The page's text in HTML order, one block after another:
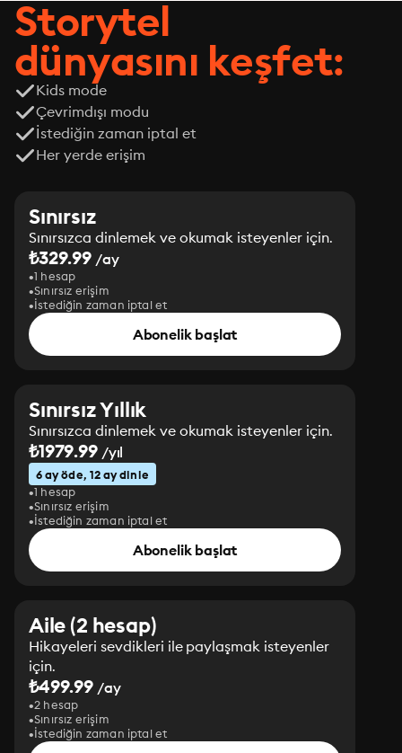
Storytel
dünyasını keşfet:
Kids mode
Çevrimdışı modu
İstediğin zaman iptal et
Her yerde erişim
Sınırsız
Sınırsızca dinlemek ve okumak isteyenler için.
₺329.99 /ay
1 hesap
Sınırsız erişim
İstediğin zaman iptal et
Abonelik başlat
Sınırsız Yıllık
Sınırsızca dinlemek ve okumak isteyenler için.
₺1979.99/yıl
6 ay öde, 12 ay dinle
1 hesap
Sınırsız erişim
İstediğin zaman iptal et
Abonelik başlat
Aile (2 hesap)
Hikayeleri sevdikleri ile paylaşmak isteyenler
için.
₺499.99 /ay
2 hesap
Sınırsız erişim
İstediğin zaman iptal et